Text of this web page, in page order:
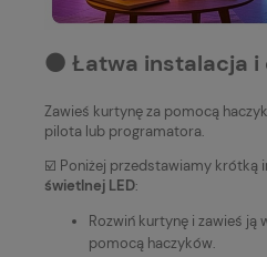
⚫️ Łatwa instalacja i
Zawieś kurtynę za pomocą
pilota lub programatora.
☑️ Poniżej przedstawiamy krótką
świetlnej LED:
Rozwiń kurtynę i zawieś ją
pomocą haczyków.